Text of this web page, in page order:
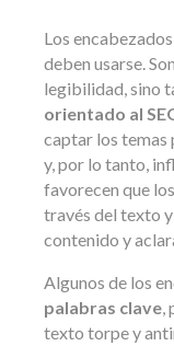
Los
deben usarse.
legibilidad, sino
orientado al
captar los temas
y, por lo tanto,
favorecen que
través del texto
contenido y
Algunos de los
palabras clave,
texto torpe y